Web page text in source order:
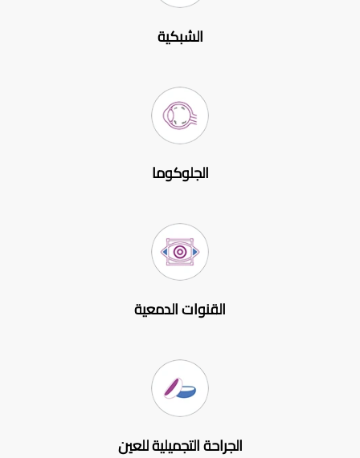
الشبكية
الجلوكوما
القنوات الدمعية
الجراحة التجميلية للعين